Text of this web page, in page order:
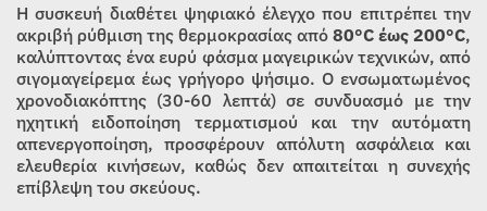
Η συσκευή διαθέτει ψηφιακό έλεγχο που επιτρέπει την
ακριβή ρύθμιση της θερμοκρασίας από 80°C έως 200°C,
καλύπτοντας ένα ευρύ φάσμα μαγειρικών τεχνικών, από
σιγομαγείρεμα έως γρήγορο ψήσιμο. Ο ενσωματωμένος
χρονοδιακόπτης (30-60 λεπτά) σε συνδυασμό με την
ηχητική ειδοποίηση τερματισμού και την αυτόματη
απενεργοποίηση, προσφέρουν απόλυτη ασφάλεια και
ελευθερία κινήσεων, καθώς δεν απαιτείται η συνεχής
επίβλεψη του σκεύους.